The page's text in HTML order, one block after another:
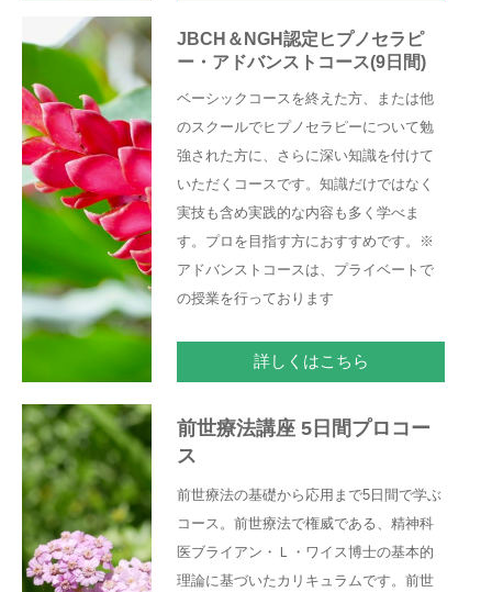
JBCH＆NGH認定ヒプノセラピ
ー・アドバンストコース(9日間)
ベーシックコースを終えた方、または他
のスクールでヒプノセラピーについて勉
強された方に、さらに深い知識を付けて
いただくコースです。知識だけではなく
実技も含め実践的な内容も多く学べま
す。プロを目指す方におすすめです。※
アドバンストコースは、プライベートで
の授業を行っております
詳しくはこちら
前世療法講座 5日間プロコー
ス
前世療法の基礎から応用まで5日間で学ぶ
コース。前世療法で権威である、精神科
医ブライアン・Ｌ・ワイス博士の基本的
理論に基づいたカリキュラムです。前世